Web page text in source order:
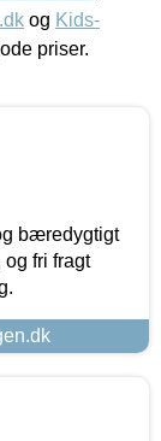
og Kids-
priser.
bæredygtigt
fri fragt